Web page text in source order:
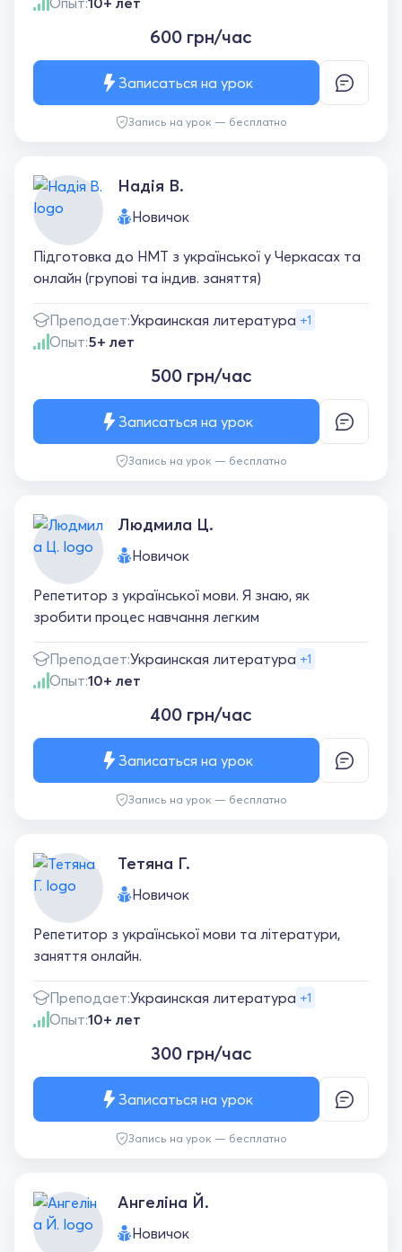
600 грн/час
Запись на урок — бесплатно
Записаться на урок
Надія В.
Новичок
Підготовка до НМТ з української у Черкасах та
онлайн (групові та індив. заняття)
Преподает:Украинская литература +1
Опыт:5+ лет
500 грн/час
Запись на урок — бесплатно
Записаться на урок
Людмила Ц.
Новичок
Репетитор з української мови. Я знаю, як
зробити процес навчання легким
Преподает:Украинская литература +1
Опыт:10+ лет
400 грн/час
Запись на урок — бесплатно
Записаться на урок
Тетяна Г.
Новичок
Репетитор з української мови та літератури,
заняття онлайн.
Преподает:Украинская литература +1
Опыт:10+ лет
300 грн/час
Запись на урок — бесплатно
Записаться на урок
Ангеліна Й.
Новичок